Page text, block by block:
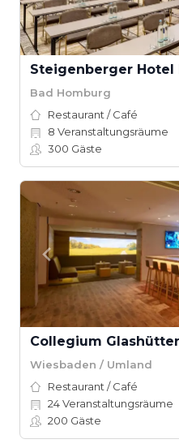
Steigenberger Hotel
Bad Homburg
Restaurant / Café
8 Veranstaltungsräume
300 Gäste
Collegium
Wiesbaden / Umland
Restaurant / Café
24Veranstaltungsräume
200 Gäste